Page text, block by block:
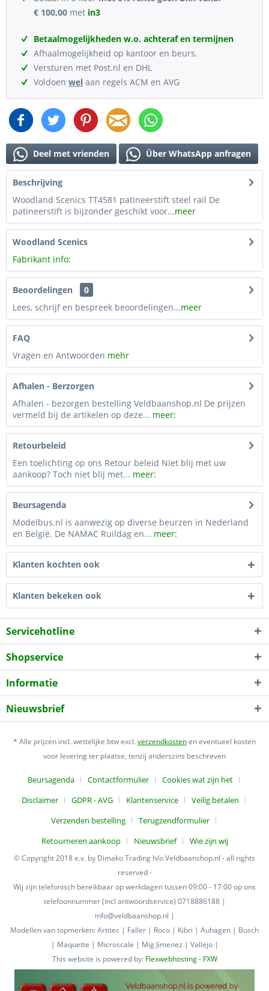
€ 100,00 met in3
Betaalmogelijkheden w.o. achteraf en termijnen
Afhaalmogelijkheid op kantoor en beurs.
Versturen met Post.nl en DHL
Voldoen wel aan regels ACM en AVG
Deel met vrienden Über WhatsApp anfragen
Beschrijving
Woodland Scenics TT4581 patineerstift steel rail De
patineerstift is bijzonder geschikt voor...meer
Woodland Scenics
Fabrikant info:
Beoordelingen
0
Lees, schrijf en bespreek beoordelingen...meer
FAQ
Vragen en Antwoorden mehr
Afhalen - Berzorgen
Afhalen - bezorgen bestelling Veldbaanshop.nl De prijzen
vermeld bij de artikelen op deze... meer:
Retourbeleid
Een toelichting op ons Retour beleid Niet blij met uw
aankoop? Toch niet blij met... meer:
Beursagenda
Modelbus.nl is aanwezig op diverse beurzen in Nederland
en België. De NAMAC Ruildag en... meer:
Klanten kochten ook
Klanten bekeken ook
Servicehotline
Shopservice
Informatie
Nieuwsbrief
* Alle prijzen incl. wettelijke btw excl.verzendkostenen eventueel kosten
voor levering ter plaatse, tenzij anderszins beschreven
Beursagenda Contactformulier
Cookies wat zijn het
Disclaimer
GDPR - AVG Klantenservice
Veilig betalen
Verzenden bestelling
Terugzendformulier
Retourneren aankoop
Nieuwsbrief Wie zijn wij
© Copyright 2018 e.v. by Dimako Trading h/o Veldbaanshop.nl - all rights
reserved -
Wij zijn telefonisch bereikbaar op werkdagen tussen 09:00 - 17:00 op ons
telefoonnummer (incl antwoordservice) 0718886188 |
info@veldbaanshop.nl |
Modellen van topmerken: Artitec | Faller | Roco | Kibri | Auhagen | Busch
| Maquette | Microscale | Mig Jimenez | Vallejo |
This website is powered by: Flexwebhosting - FXW